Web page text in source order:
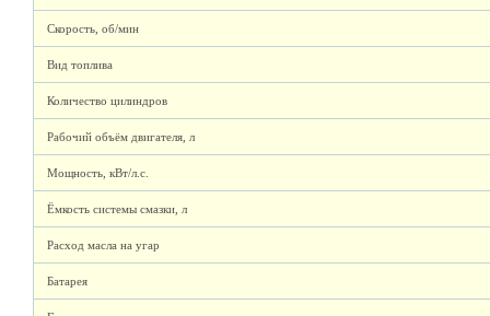
Скорость, об/мин
Вид топлива
Количество цилиндров
Рабочий объём двигателя, л
Мощность, кВт/л.с.
Ёмкость системы смазки, л
Расход масла на угар
Батарея